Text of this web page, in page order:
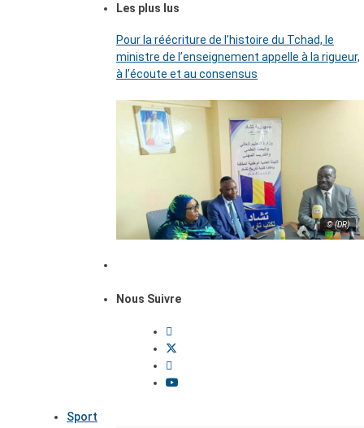
Les plus lus
Pour la réécriture de l’histoire du Tchad, le
ministre de l’enseignement appelle à la rigueur,
à l’écoute et au consensus
© (DR)
Nous Suivre
Sport